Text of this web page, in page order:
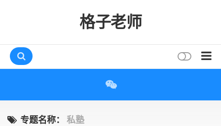
格子老师
互动
专题名称： 私塾